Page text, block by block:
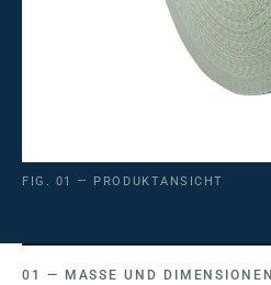
FIG. 01 — PRODUKTANSICHT
MASSE UND DIMENSIONEN